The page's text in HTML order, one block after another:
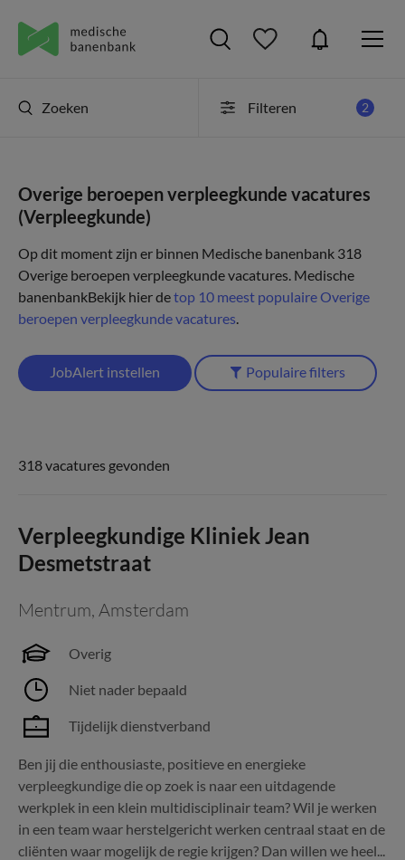
Zoeken Filteren 2
Overige beroepen verpleegkunde vacatures
(Verpleegkunde)
Op dit moment zijn er binnen Medische banenbank 318
Overige beroepen verpleegkunde vacatures. Medische
banenbankBekijk hier detop 10 meest populaire Overige
beroepen verpleegkunde vacatures.
JobAlert instellen Populaire filters
318 vacatures gevonden
Verpleegkundige Kliniek Jean
Desmetstraat
Mentrum, Amsterdam
Overig
Niet nader bepaald
Tijdelijk dienstverband
Ben jij die enthousiaste, positieve en energieke
verpleegkundige die op zoek is naar een uitdagende
werkplek in een klein multidisciplinair team? Wil je werken
in een team waar herstelgericht werken centraal staat en de
cliënten waar mogelijk de regie krijgen? Dan willen we heel...